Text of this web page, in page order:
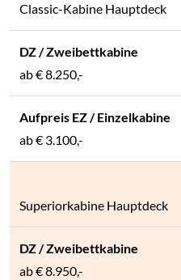
Classic-Kabine Hauptdeck
ab € 8.250,-
ab € 3.100,-
Superiorkabine Hauptdeck
ab € 8.950,-